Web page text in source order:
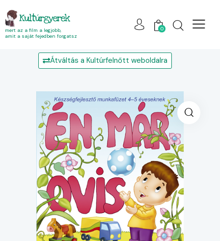
Kultúrgyerek
mert az a film a legjobb,
amit a saját fejedben forgatsz
0
Átváltás a Kultúrfelnőtt weboldalra